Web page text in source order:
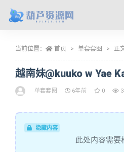
当前位置： 首页 单套套图 正
越南妹@kuuko w Yae
单套套图 6年前 0
隐藏内容
此处内容需要